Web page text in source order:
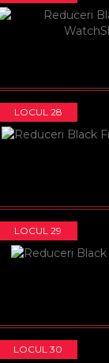
LOCUL 28
LOCUL 29
LOCUL 30